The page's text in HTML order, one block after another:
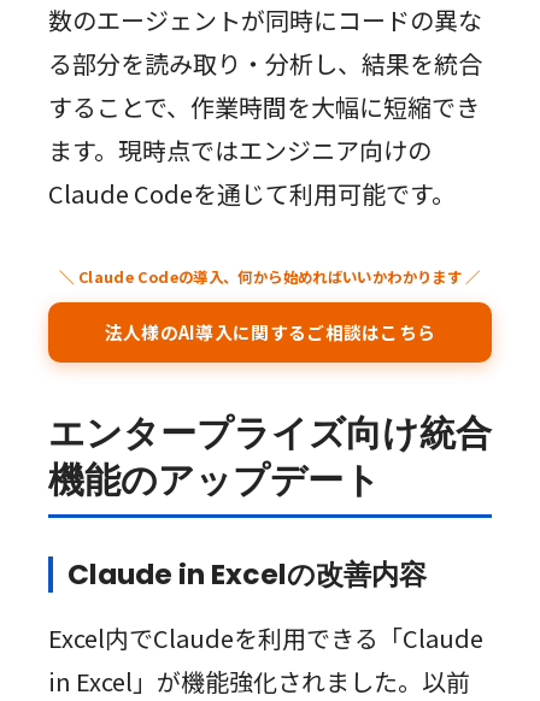
数のエージェントが同時にコードの異な
る部分を読み取り・分析し、結果を統合
することで、作業時間を大幅に短縮でき
ます。現時点ではエンジニア向けの
Claude Codeを通じて利用可能です。
＼ Claude Codeの導入、何から始めればいいかわかります ／
法人様のAI導入に関するご相談はこちら
エンタープライズ向け統合
機能のアップデート
Claude in Excelの改善内容
Excel内でClaudeを利用できる「Claude
in Excel」が機能強化されました。以前